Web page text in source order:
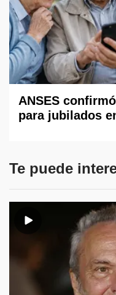
ANSES
para jubilados
Te puede